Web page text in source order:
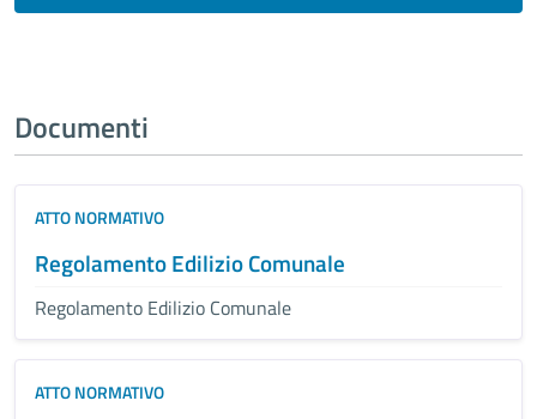
Documenti
ATTO NORMATIVO
Regolamento Edilizio Comunale
Regolamento Edilizio Comunale
ATTO NORMATIVO